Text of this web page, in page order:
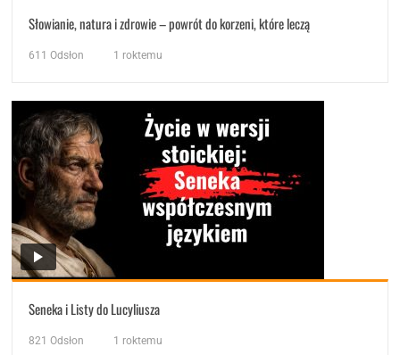
Słowianie, natura i zdrowie – powrót do korzeni, które leczą
611 Odsłon 1 roktemu
Seneka i Listy do Lucyliusza
821 Odsłon 1 roktemu